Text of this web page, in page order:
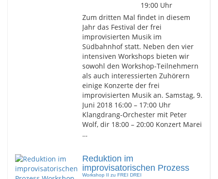
19:00 Uhr
Zum dritten Mal findet in diesem
Jahr das Festival der frei
improvisierten Musik im
Südbahnhof statt. Neben den vier
intensiven Workshops bieten wir
sowohl den Workshop-Teilnehmern
als auch interessierten Zuhörern
einige Konzerte der frei
improvisierten Musik an. Samstag, 9.
Juni 2018 16:00 – 17:00 Uhr
Klangdrang-Orchester mit Peter
Wolf, dir 18:00 – 20:00 Konzert Marei
…
Reduktion im
improvisatorischen Prozess
Workshop II zu FREI DREI